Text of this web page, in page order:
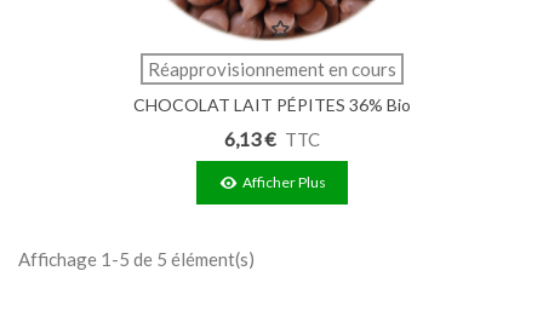
Réapprovisionnement en cours
CHOCOLAT LAIT PÉPITES 36% Bio
250g
6,13 € TTC
Afficher Plus
Affichage 1-5 de 5 élément(s)